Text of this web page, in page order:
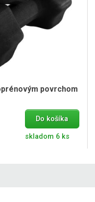
povrchom
Do košíka
skladom 6 ks